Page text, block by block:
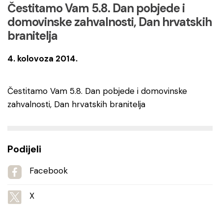
Čestitamo Vam 5.8. Dan pobjede i
domovinske zahvalnosti, Dan hrvatskih
branitelja
4. kolovoza 2014.
Čestitamo Vam 5.8. Dan pobjede i domovinske
zahvalnosti, Dan hrvatskih branitelja
Podijeli
Facebook
X